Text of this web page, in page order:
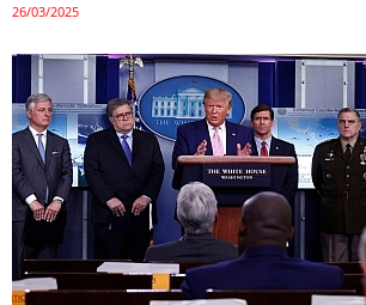
26/03/2025